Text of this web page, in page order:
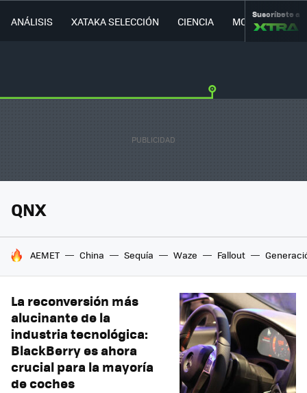
ANÁLISIS XATAKA SELECCIÓN CIENCIA MOVILIDAD
Suscríbete a
QNX
HOY SE HABLA DE
AEMET China Sequía Waze Fallout
La reconversión más
alucinante de la
industria tecnológica:
BlackBerry es ahora
crucial para la mayoría
de coches